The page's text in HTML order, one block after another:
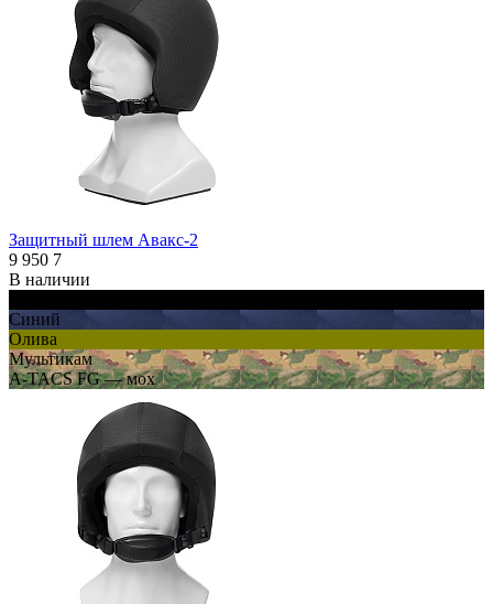
Защитный шлем Авакс-2
9 950 7
В наличии
Синий
Олива
Мультикам
A-TACS FG — мох